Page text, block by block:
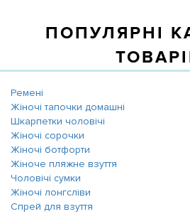
ПОПУЛЯРНІ
Ремені
Жіночі тапочки домашні
Шкарпетки чоловічі
Жіночі сорочки
Жіночі ботфорти
Жіноче пляжне взуття
Чоловічі сумки
Жіночі лонгсліви
Спрей для взуття